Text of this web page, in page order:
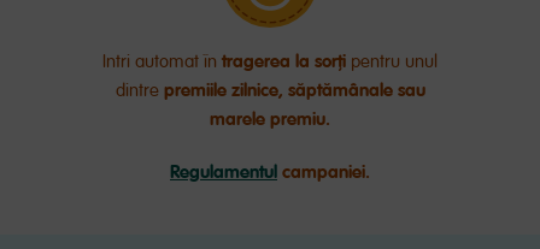
Intri automat în tragerea la sorți pentru unul
dintre premiile zilnice, săptămânale sau
marele premiu.
Regulamentul campaniei.